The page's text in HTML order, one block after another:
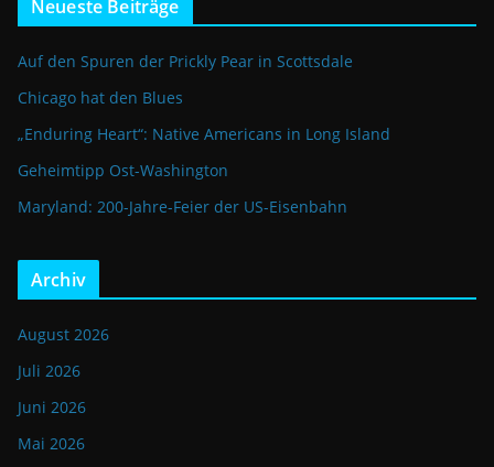
Neueste Beiträge
Auf den Spuren der Prickly Pear in Scottsdale
Chicago hat den Blues
„Enduring Heart“: Native Americans in Long Island
Geheimtipp Ost-Washington
Maryland: 200-Jahre-Feier der US-Eisenbahn
Archiv
August 2026
Juli 2026
Juni 2026
Mai 2026